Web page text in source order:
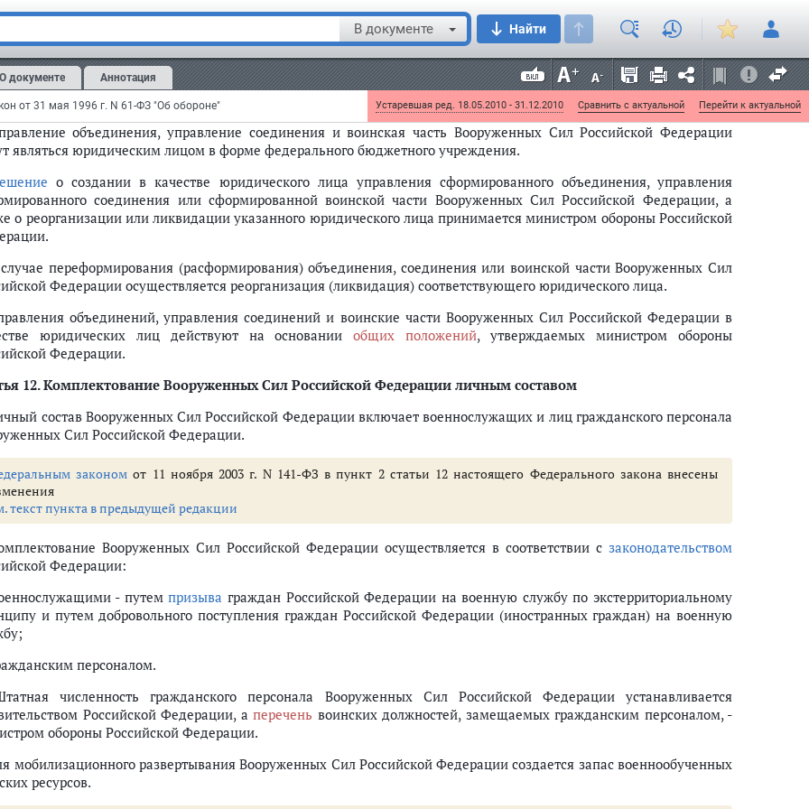
В документе Найти
О документе Аннотация
от 31 мая 1996 г. N 61-ФЗ "Об обороне" Устаревшая ред. 18.05.2010 - 31.12.2010 Сравнить с актуальной Перейти к актуальной
закономот 9 апреля 2009 г. N 57-ФЗ настоящий Федеральный закон дополнен статьей 11.1
11.1. Управления объединений, управления соединений и воинские части Вооруженных Сил
Федерации в качестве юридических лиц
объединения, управление соединения и воинская часть Вооруженных Сил Российской Федерации
являться юридическим лицом в форме федерального бюджетного учреждения.
о создании в качестве юридического лица управления сформированного объединения, управления
соединения или сформированной воинской части Вооруженных Сил Российской Федерации, а
о реорганизации или ликвидации указанного юридического лица принимается министром обороны Российской
переформирования (расформирования) объединения, соединения или воинской части Вооруженных Сил
Федерации осуществляется реорганизация (ликвидация) соответствующего юридического лица.
объединений, управления соединений и воинские части Вооруженных Сил Российской Федерации в
юридических лиц действуют на основанииобщих положений, утверждаемых министром обороны
Федерации.
12.Комплектование Вооруженных Сил Российской Федерации личным составом
состав Вооруженных Сил Российской Федерации включает военнослужащих и лиц гражданского персонала
Сил Российской Федерации.
законом от 11 ноября 2003 г. N 141-ФЗ в пункт 2 статьи 12 настоящего Федерального закона внесены
текст пункта в предыдущей редакции
Вооруженных Сил Российской Федерации осуществляется в соответствии с законодательством
Федерации:
- путемпризыва граждан Российской Федерации на военную службу по экстерриториальному
и путем добровольного поступления граждан Российской Федерации (иностранных граждан) на военную
персоналом.
численность гражданского персонала Вооруженных Сил Российской Федерации устанавливается
Российской Федерации, а перечень воинских должностей, замещаемых гражданским персоналом, -
обороны Российской Федерации.
мобилизационного развертывания Вооруженных Сил Российской Федерации создается запас военнообученных
ресурсов.